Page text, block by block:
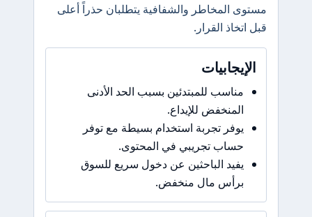
مستوى المخاطر والشفافية يتطلبان حذراً أعلى
قبل اتخاذ القرار.
الإيجابيات
مناسب للمبتدئين بسبب الحد الأدنى
المنخفض للإيداع.
يوفر تجربة استخدام بسيطة مع توفر
حساب تجريبي في المحتوى.
يفيد الباحثين عن دخول سريع للسوق
برأس مال منخفض.